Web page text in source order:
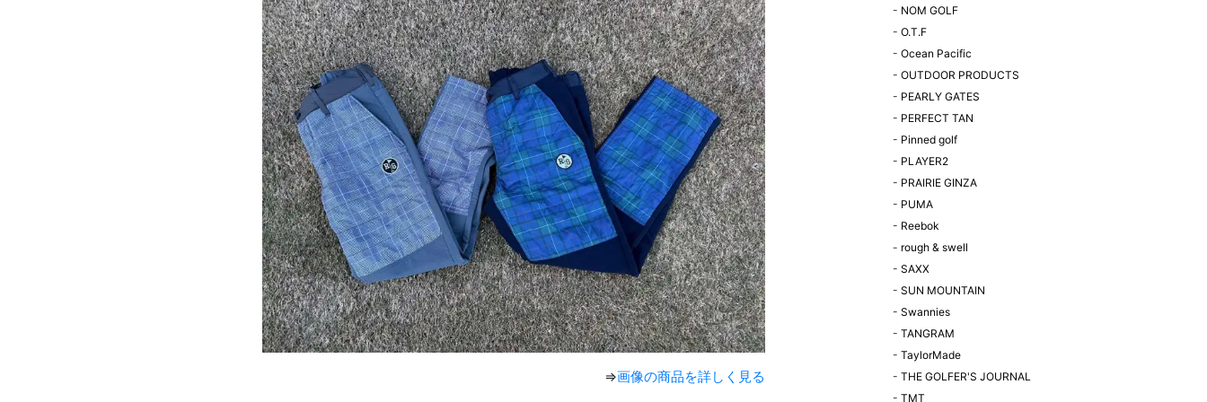
⇒画像の商品を詳しく見る
- NOM GOLF
- O.T.F
- Ocean Pacific
- OUTDOOR PRODUCTS
- PEARLY GATES
- PERFECT TAN
- Pinned golf
- PLAYER2
- PRAIRIE GINZA
- PUMA
- Reebok
- rough & swell
- SAXX
- SUN MOUNTAIN
- Swannies
- TANGRAM
- TaylorMade
- THE GOLFER'S JOURNAL
- TMT